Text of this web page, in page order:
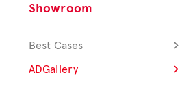
Showroom
Best Cases
ADGallery